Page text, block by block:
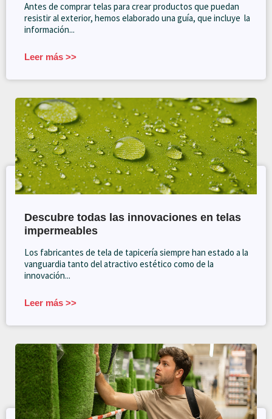
Antes de comprar telas para crear productos que puedan
resistir al exterior, hemos elaborado una guía, que incluye la
información...
Leer más >>
Descubre todas las innovaciones en telas
impermeables
Los fabricantes de tela de tapicería siempre han estado a la
vanguardia tanto del atractivo estético como de la
innovación...
Leer más >>